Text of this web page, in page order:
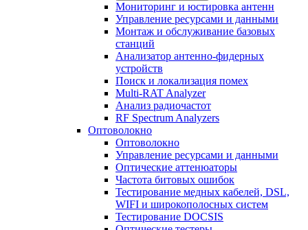
Мониторинг и юстировка антенн
Управление ресурсами и данными
Монтаж и обслуживание базовых
станций
Анализатор антенно-фидерных
устройств
Поиск и локализация помех
Multi-RAT Analyzer
Анализ радиочастот
RF Spectrum Analyzers
Оптоволокно
Оптоволокно
Управление ресурсами и данными
Оптические aттенюаторы
Частота битовых ошибок
Тестирование медных кабелей, DSL,
WIFI и широкополосных систем
Тестирование DOCSIS